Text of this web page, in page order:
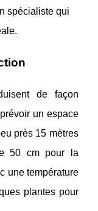
spécialiste qui
de façon
un espace
près 15 mètres
50 cm pour la
une température
plantes pour